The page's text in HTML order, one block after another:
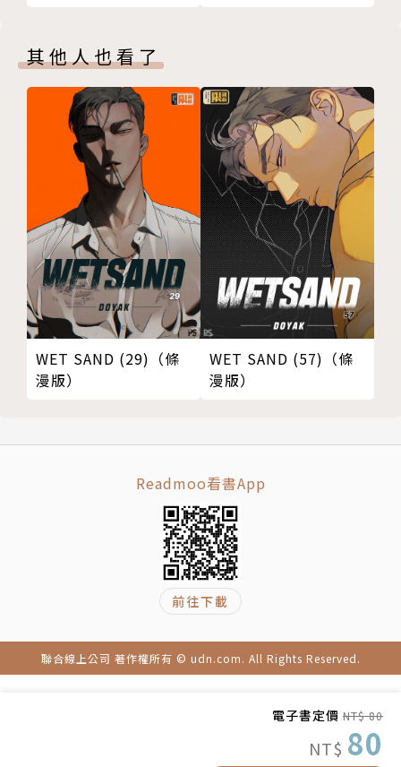
電子書定價 NT$ 80
NT$ 80
其他人也看了
WET SAND (29)（條
漫版）
WET SAND (57)（條
漫版）
Readmoo看書App
前往下載
聯合線上公司 著作權所有 © udn.com. All Rights Reserved.